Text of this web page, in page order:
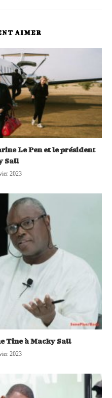
AIMER
Le Pen et le président
Sall
2023
Tine à Macky Sall
2023